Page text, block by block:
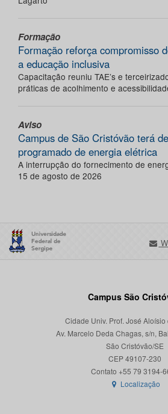
Formação
Formação reforça compromisso
a educação inclusiva
Capacitação reuniu TAE’s e
práticas de acolhimento e
Aviso
Campus de São Cristóvão terá
programado de energia elétrica
A interrupção do fornecimento de
15 de agosto de 2026
Campus São
Cidade Univ. Prof. José Aloísio
Av. Marcelo Deda Chagas, s/n,
São Cristóvão/SE
CEP 49107-230
Localização